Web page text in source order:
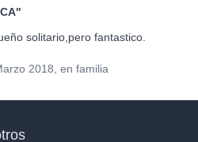
solitario,pero fantastico.
2018, en familia